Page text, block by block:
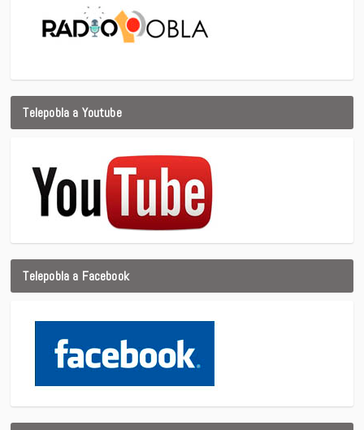
Telepobla a Youtube
Telepobla a Facebook